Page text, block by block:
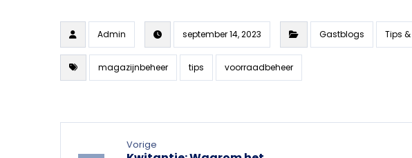
Admin september 14, 2023 Gastblogs Tips
magazijnbeheer tips voorraadbeheer
Vorige